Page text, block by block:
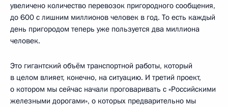
увеличено количество перевозок пригородного сообщения,
до 600 с лишним миллионов человек в год. То есть каждый
день пригородом теперь уже пользуется два миллиона
человек.
Это гигантский объём транспортной работы, который
в целом влияет, конечно, на ситуацию. И третий проект,
о котором мы сейчас начали проговаривать с «Российскими
железными дорогами», о которых предварительно мы